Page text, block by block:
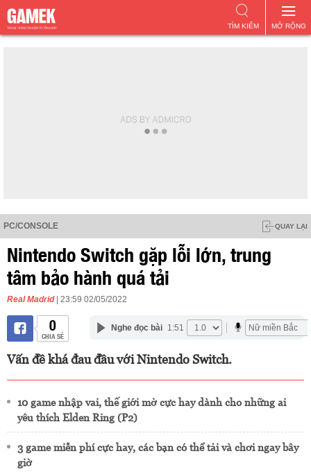
MỞ RỘNG
TÌM KIẾM
PC/CONSOLE QUAY LẠI
Nintendo Switch gặp lỗi lớn, trung
tâm bảo hành quá tải
Real Madrid | 23:59 02/05/2022
0
CHIA SẺ
Nghe đọc bài 1:51
Vấn đề khá đau đầu với Nintendo Switch.
10 game nhập vai, thế giới mở cực hay dành cho những ai
yêu thích Elden Ring (P2)
3 game miễn phí cực hay, các bạn có thể tải và chơi ngay bây
giờ